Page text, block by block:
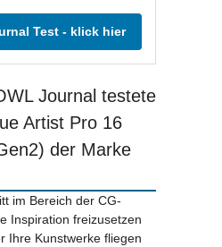
Test - klick hier
Journal testete
Artist Pro 16
der Marke
im Bereich der CG-
Inspiration freizusetzen
Ihre Kunstwerke fliegen